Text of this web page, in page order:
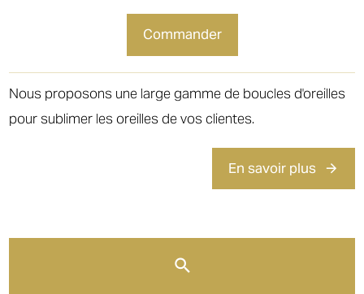
commander
Nous proposons une large gamme de boucles d'oreilles
pour sublimer les oreilles de vos clientes.
En savoir plus